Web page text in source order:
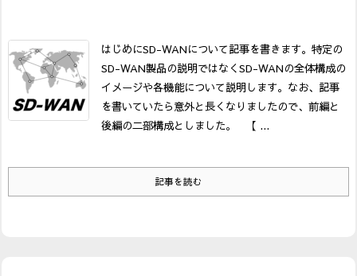
はじめにSD-WANについて記事を書きます。特定の
SD-WAN製品の説明ではなくSD-WANの全体構成の
イメージや各機能について説明します。なお、記事
を書いていたら意外と長くなりましたので、前編と
後編の二部構成としました。
【 ...
記事を読む